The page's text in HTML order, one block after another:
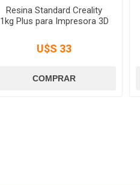
Resina Standard Creality
1kg Plus para Impresora 3D
U$S 33